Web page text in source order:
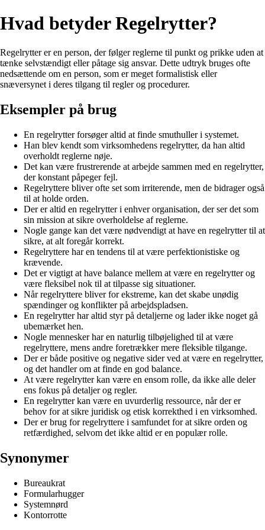
Hvad betyder Regelrytter?
Regelrytter er en person, der følger reglerne til punkt og prikke uden at
tænke selvstændigt eller påtage sig ansvar. Dette udtryk bruges ofte
nedsættende om en person, som er meget formalistisk eller
snæversynet i deres tilgang til regler og procedurer.
Eksempler på brug
En regelrytter forsøger altid at finde smuthuller i systemet.
Han blev kendt som virksomhedens regelrytter, da han altid
overholdt reglerne nøje.
Det kan være frustrerende at arbejde sammen med en regelrytter,
der konstant påpeger fejl.
Regelryttere bliver ofte set som irriterende, men de bidrager også
til at holde orden.
Der er altid en regelrytter i enhver organisation, der ser det som
sin mission at sikre overholdelse af reglerne.
Nogle gange kan det være nødvendigt at have en regelrytter til at
sikre, at alt foregår korrekt.
Regelryttere har en tendens til at være perfektionistiske og
krævende.
Det er vigtigt at have balance mellem at være en regelrytter og
være fleksibel nok til at tilpasse sig situationer.
Når regelryttere bliver for ekstreme, kan det skabe unødig
spændinger og konflikter på arbejdspladsen.
En regelrytter har altid styr på detaljerne og lader ikke noget gå
ubemærket hen.
Nogle mennesker har en naturlig tilbøjelighed til at være
regelryttere, mens andre foretrækker mere fleksible tilgange.
Der er både positive og negative sider ved at være en regelrytter,
og det handler om at finde en god balance.
At være regelrytter kan være en ensom rolle, da ikke alle deler
ens fokus på detaljer og regler.
En regelrytter kan være en uvurderlig ressource, når der er
behov for at sikre juridisk og etisk korrekthed i en virksomhed.
Der er brug for regelryttere i samfundet for at sikre orden og
retfærdighed, selvom det ikke altid er en populær rolle.
Synonymer
Bureaukrat
Formularhugger
Systemnørd
Kontorrotte